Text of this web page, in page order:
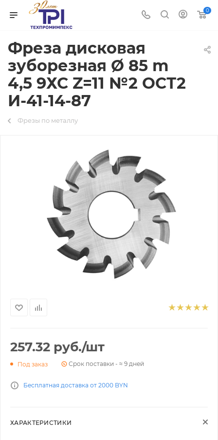
0
Фреза дисковая
зуборезная Ø 85 m
4,5 9ХС Z=11 №2 ОСТ2
И-41-14-87
Фрезы по металлу
257.32 руб./шт
Под заказ Срок поставки - ≈ 9 дней
Бесплатная доставка от 2000 BYN
ХАРАКТЕРИСТИКИ